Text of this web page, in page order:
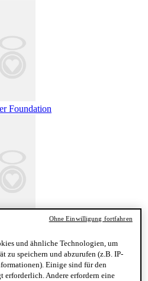
Foundation
Powder
und ähnliche Technologien, um
zu speichern und abzurufen (z.B. IP-
Einige sind für den
erforderlich. Andere erfordern eine
Ohne Einwilligung fortfahren